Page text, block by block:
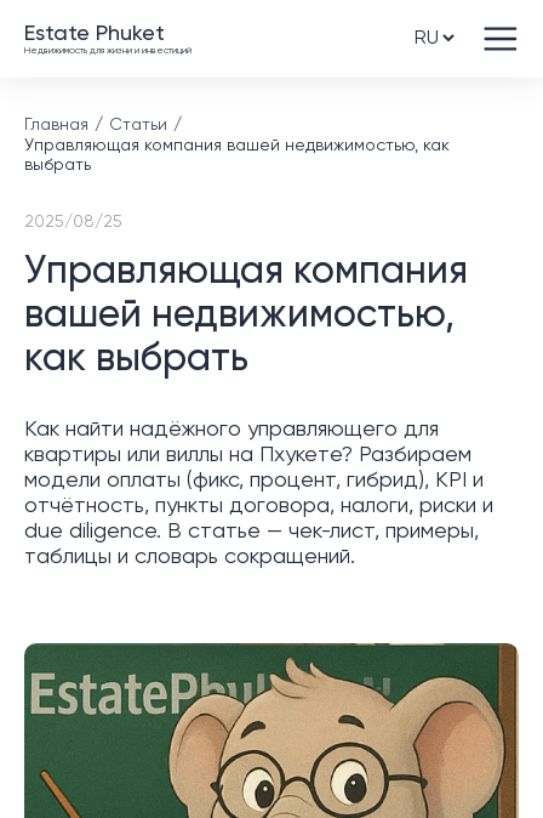
Estate Phuket
Недвижимость для жизни и инвестиций
Главная
Статьи
Управляющая компания вашей недвижимостью, как
выбрать
2025/08/25
Управляющая компания
вашей недвижимостью,
как выбрать
Как найти надёжного управляющего для
квартиры или виллы на Пхукете? Разбираем
модели оплаты (фикс, процент, гибрид), KPI и
отчётность, пункты договора, налоги, риски и
due diligence. В статье — чек-лист, примеры,
таблицы и словарь сокращений.